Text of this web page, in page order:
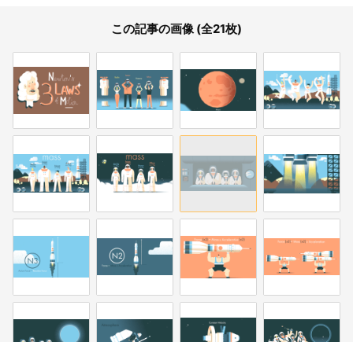
この記事の画像 (全21枚)